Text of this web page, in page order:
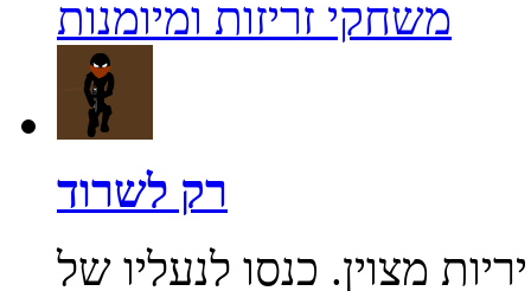
משחקי זריזות ומיומנות
רק לשרוד